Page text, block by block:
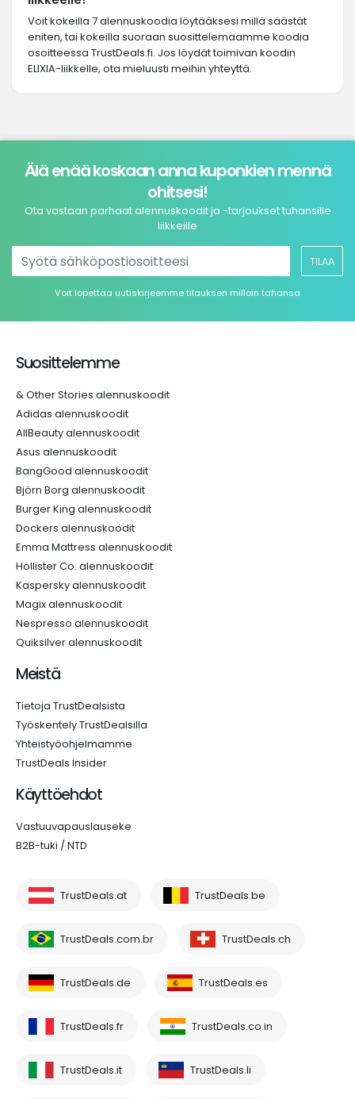
Voit kokeilla 7 alennuskoodia löytääksesi millä säästät
eniten, tai kokeilla suoraan suosittelemaamme koodia
osoitteessa TrustDeals.fi. Jos löydät toimivan koodin
ELIXIA-liikkelle, ota mieluusti meihin yhteyttä.
Älä enää koskaan anna kuponkien mennä
ohitsesi!
Ota vastaan parhaat alennuskoodit ja -tarjoukset tuhansille
liikkeille
TILAA
Voit lopettaa uutiskirjeemme tilauksen milloin tahansa
Suosittelemme
& Other Stories alennuskoodit
Adidas alennuskoodit
AllBeauty alennuskoodit
Asus alennuskoodit
BangGood alennuskoodit
Björn Borg alennuskoodit
Burger King alennuskoodit
Dockers alennuskoodit
Emma Mattress alennuskoodit
Hollister Co. alennuskoodit
Kaspersky alennuskoodit
Magix alennuskoodit
Nespresso alennuskoodit
Quiksilver alennuskoodit
Meistä
Tietoja TrustDealsista
Työskentely TrustDealsilla
Yhteistyöohjelmamme
TrustDeals Insider
Käyttöehdot
Vastuuvapauslauseke
B2B-tuki / NTD
TrustDeals.at TrustDeals.be
TrustDeals.com.br TrustDeals.ch
TrustDeals.de TrustDeals.es
TrustDeals.fr TrustDeals.co.in
TrustDeals.it TrustDeals.li